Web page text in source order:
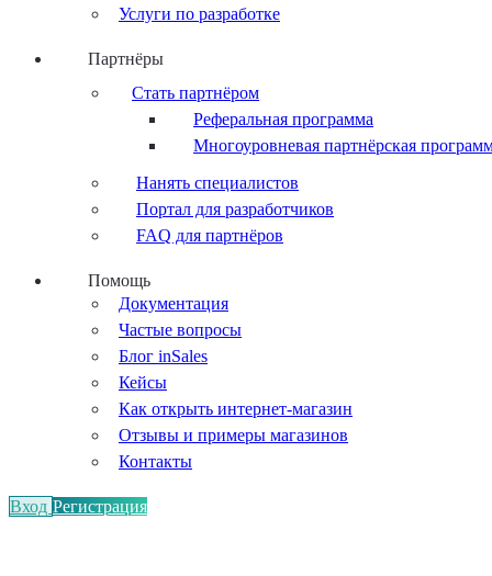
Услуги по разработке
Партнёры
Стать партнёром
Реферальная программа
Многоуровневая партнёрская
Нанять специалистов
Портал для разработчиков
FAQ для партнёров
Помощь
Документация
Частые вопросы
Блог inSales
Кейсы
Как открыть интернет-магазин
Отзывы и примеры магазинов
Контакты
Вход Регистрация